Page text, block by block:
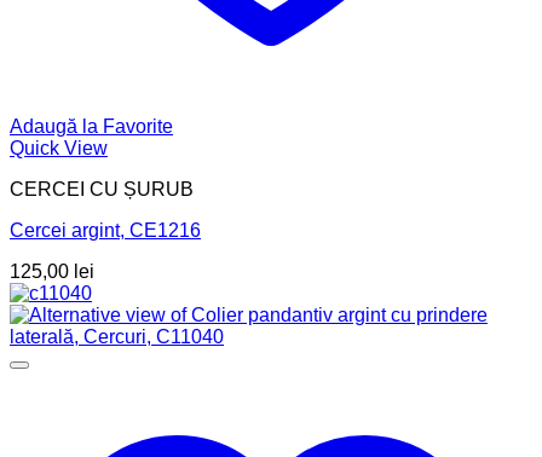
Adaugă la Favorite
Quick View
CERCEI CU ȘURUB
Cercei argint, CE1216
125,00 lei